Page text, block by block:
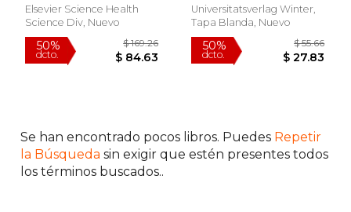
50%
dcto.
$ 47.21
$ 23.60
50%
dcto. $
Elsevier Science Health
Science Div, Nuevo
Dutt, Katja Patzel-
Mattern, Julia Peters
Universitatsverlag Winter,
Tapa Blanda, Nuevo
Se han encontrado pocos libros. Puedes Repetir
la Búsqueda sin exigir que estén presentes todos
los términos buscados..